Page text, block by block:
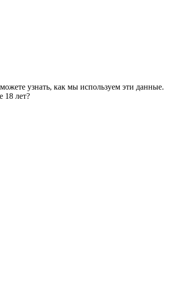
узнать, как мы используем эти данные.
18 лет?